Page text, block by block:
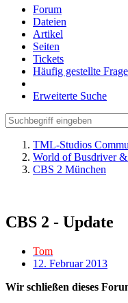
Forum
Dateien
Artikel
Seiten
Tickets
Häufig gestellte
Erweiterte Suche
TML-Studios
World of Busdriver
CBS 2 München
CBS 2 - Update
Tom
12. Februar 2013
Wir schließen dieses